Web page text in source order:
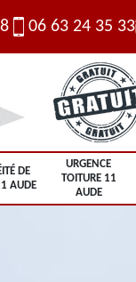
06 63 24 35 33
DE
AUDE
URGENCE
TOITURE 11
AUDE